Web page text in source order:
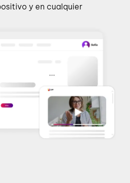
y en cualquier